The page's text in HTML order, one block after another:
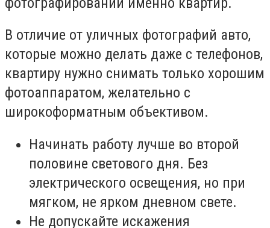
В отличие от уличных фотографий авто,
которые можно делать даже с телефонов,
квартиру нужно снимать только хорошим
фотоаппаратом, желательно с
широкоформатным объективом.
Начинать работу лучше во второй
половине светового дня. Без
электрического освещения, но при
мягком, не ярком дневном свете.
Не допускайте искажения